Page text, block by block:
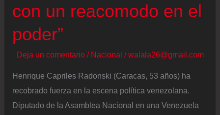
con un reacomodo en el
poder”
Deja un comentario / Nacional /walala26@gmail.com
Henrique Capriles Radonski (Caracas, 53 años) ha
recobrado fuerza en la escena política venezolana.
Diputado de la Asamblea Nacional en una Venezuela